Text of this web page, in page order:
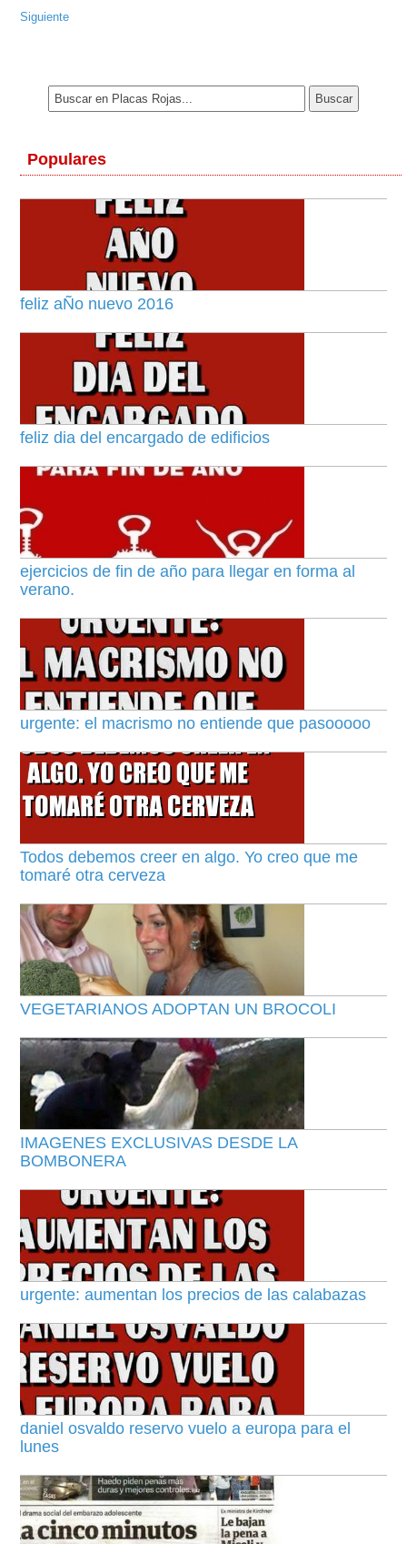
Siguiente
Populares
feliz aÑo nuevo 2016
feliz dia del encargado de edificios
ejercicios de fin de año para llegar en forma al
verano.
urgente: el macrismo no entiende que pasooooo
Todos debemos creer en algo. Yo creo que me
tomaré otra cerveza
VEGETARIANOS ADOPTAN UN BROCOLI
IMAGENES EXCLUSIVAS DESDE LA
BOMBONERA
urgente: aumentan los precios de las calabazas
daniel osvaldo reservo vuelo a europa para el
lunes